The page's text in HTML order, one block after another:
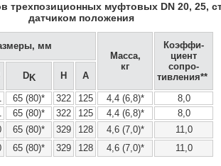
трехпозиционных муфтовых DN 20, 25,
датчиком положения
мм
Масса,
кг
Коэффи-
циент
сопро-
тивления**
DK H A
65 (80)* 322 125 4,4 (6,8)*
8,0
65 (80)* 322 125 4,4 (6,8)*
8,0
65 (80)* 329 128 4,6 (7,0)*
11,0
65 (80)* 329 128 4,6 (7,0)* 11,0